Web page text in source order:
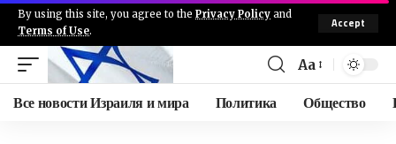
By using this site, you agree to the Privacy Policy and
Terms of Use.
Accept
Aa
Все новости Израиля и мира Политика Общество